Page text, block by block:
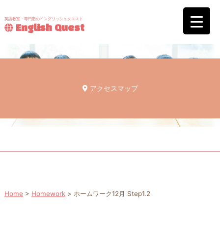
英語教室・専門塾のイングリッシュクエスト
English Quest
アクセスマップ
Home > Homework> ホームワーク12月 Step1.2